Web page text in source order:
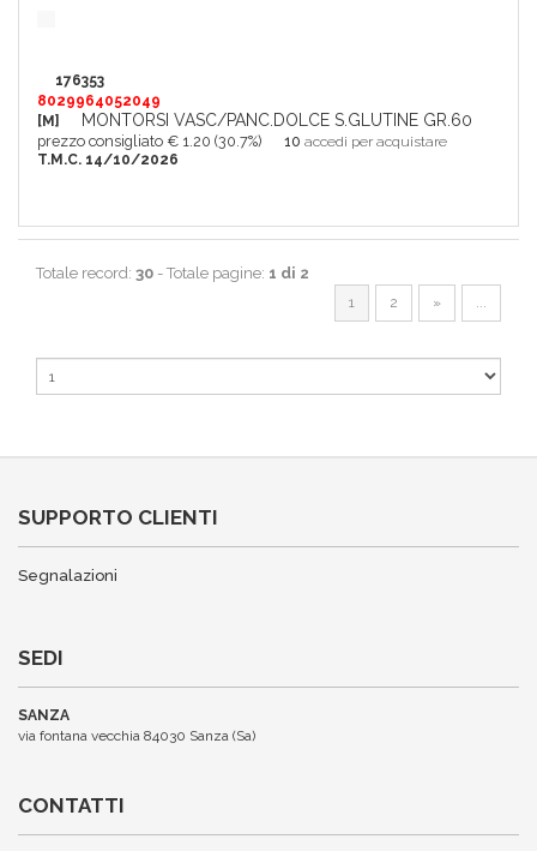
176353
8029964052049
[M]
MONTORSI VASC/PANC.DOLCE S.GLUTINE GR.60
prezzo consigliato € 1.20 (30.7%) 10 accedi per acquistare
T.M.C. 14/10/2026
Totale record: 30 - Totale pagine: 1 di 2
1 2 » ...
SUPPORTO CLIENTI
Segnalazioni
SEDI
SANZA
via fontana vecchia 84030 Sanza (Sa)
CONTATTI